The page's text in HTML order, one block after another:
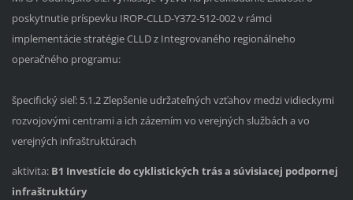
poskytnutie príspevku IROP-CLLD-Y372-512-002 v rámci
implementácie stratégie CLLD z Integrovaného regionálneho
operačného programu:
špecifický sieľ: 5.1.2 Zlepšenie udržateľných vzťahov medzi vidieckymi
rozvojovými centrami a ich zázemím vo verejných službách a vo
verejných infraštruktúrach
aktivita: B1 Investície do cyklistických trás a súvisiacej podpornej
infraštruktúry